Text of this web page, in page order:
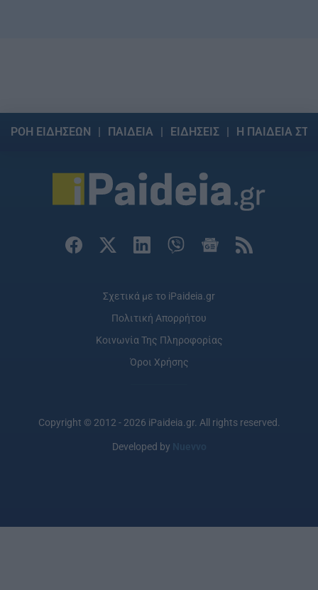
ΡΟΗ ΕΙΔΗΣΕΩΝ ΠΑΙΔΕΙΑ ΕΙΔΗΣΕΙΣ Η ΠΑΙΔΕΙΑ
Σχετικά με το iPaideia.gr
Πολιτική Απορρήτου
Κοινωνία Της Πληροφορίας
Όροι Χρήσης
Copyright © 2012 - 2026 iPaideia.gr. All rights reserved.
Developed by